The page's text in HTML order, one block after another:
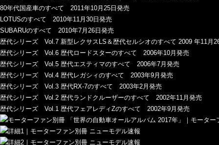
80年代国産車のすべて 2011年10月25日発売
LOTUSのすべて 2010年11月30日発売
SUBARUのすべて 2010年7月26日発売
歴代シリーズ Vol.7 新型レクサスLS＆歴代セルシオのすべて 2009 年11月
歴代シリーズ Vol.6 歴代ロードスターのすべて 2006年10月発売
歴代シリーズ Vol.5 歴代エスティマのすべて 2006年7月発売
歴代シリーズ Vol.4 歴代レガシィのすべて 2003年9月発売
歴代シリーズ Vol.3 歴代RX-7のすべて 2003年2月発売
歴代シリーズ Vol.2 歴代ランドクルーザーのすべて 2002年11月発売
歴代シリーズ Vol.1 歴代フェアレディZのすべて 2002年9月発売